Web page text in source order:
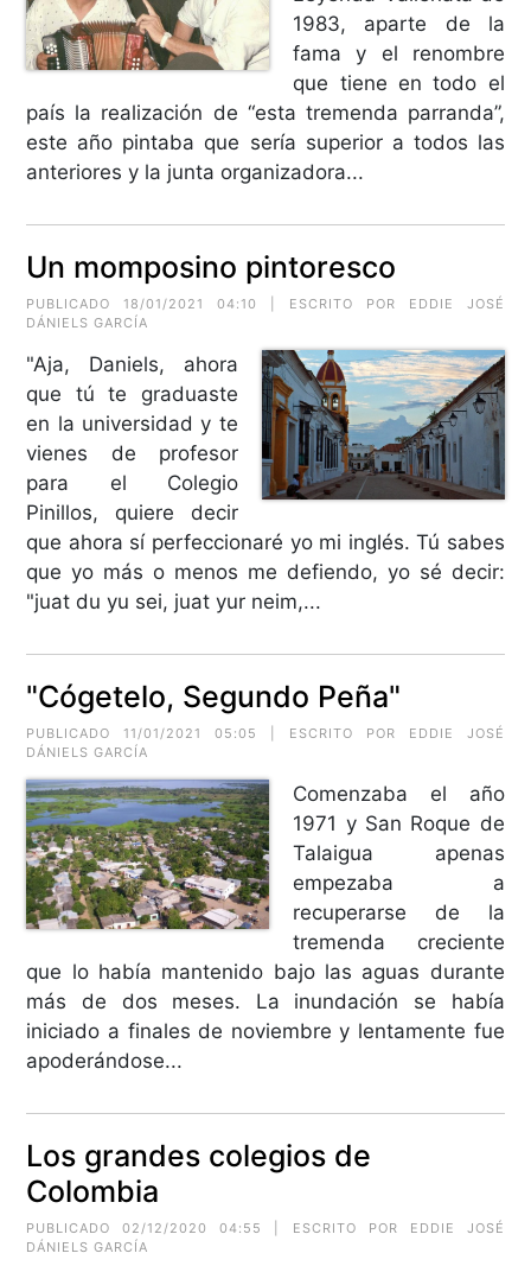
1983, aparte de la
fama y el renombre
que tiene en todo el
país la realización de “esta tremenda parranda”,
este año pintaba que sería superior a todos las
anteriores y la junta organizadora...
Un momposino pintoresco
PUBLICADO 18/01/2021 04:10 | ESCRITO POR EDDIE JOSÉ
DÁNIELS GARCÍA
"Aja, Daniels, ahora
que tú te graduaste
en la universidad y te
vienes de profesor
para el Colegio
Pinillos, quiere decir
que ahora sí perfeccionaré yo mi inglés. Tú sabes
que yo más o menos me defiendo, yo sé decir:
"juat du yu sei, juat yur neim,...
"Cógetelo, Segundo Peña"
PUBLICADO 11/01/2021 05:05 | ESCRITO POR EDDIE JOSÉ
DÁNIELS GARCÍA
Comenzaba el año
1971 y San Roque de
Talaigua apenas
empezaba a
recuperarse de la
tremenda creciente
que lo había mantenido bajo las aguas durante
más de dos meses. La inundación se había
iniciado a finales de noviembre y lentamente fue
apoderándose...
Los grandes colegios de
Colombia
PUBLICADO 02/12/2020 04:55 | ESCRITO POR EDDIE JOSÉ
DÁNIELS GARCÍA